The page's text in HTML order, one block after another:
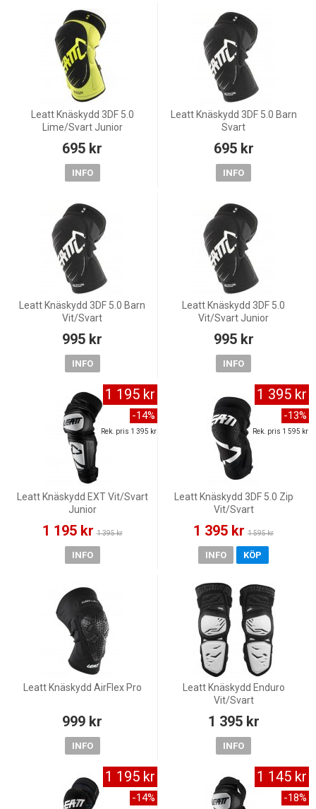
Leatt Knäskydd 3DF 5.0
Lime/Svart Junior
695 kr
INFO
Leatt Knäskydd 3DF 5.0 Barn
Svart
695 kr
INFO
Leatt Knäskydd 3DF 5.0 Barn
Vit/Svart
995 kr
INFO
Leatt Knäskydd 3DF 5.0
Vit/Svart Junior
995 kr
INFO
Leatt Knäskydd EXT Vit/Svart
Junior
1 195 kr 1 395 kr
1 195 kr
-14%
Rek. pris 1 395 kr
INFO
Leatt Knäskydd 3DF 5.0 Zip
Vit/Svart
1 395 kr 1 595 kr
1 395 kr
-13%
Rek. pris 1 595 kr
INFO KÖP
Leatt Knäskydd AirFlex Pro
999 kr
INFO
Leatt Knäskydd Enduro
Vit/Svart
1 395 kr
INFO
1 195 kr
-14%
1 145 kr
-18%